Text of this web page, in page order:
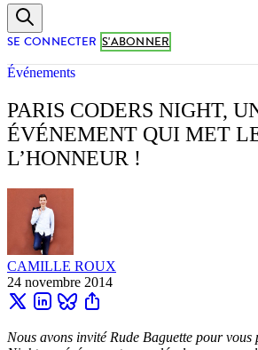
SE CONNECTER S'ABONNER
Événements
PARIS CODERS NIGHT,
ÉVÉNEMENT QUI MET
L’HONNEUR !
CAMILLE ROUX
24 novembre 2014
Nous avons invité Rude Baguette pour